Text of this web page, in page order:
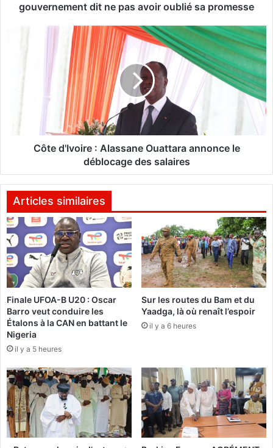
e
e
s
s
e
:
L
e
g
o
u
v
r
n
e
m
e
n
gouvernement dit ne pas avoir oublié sa promesse
e
:
l
a
s
s
a
n
e
O
u
a
t
t
r
a
a
n
n
Côte d'Ivoire : Alassane Ouattara annonce le
déblocage des salaires
Articles similaires
Finale UFOA-B U20 : Oscar
Barro veut conduire les
Étalons à la CAN en battant le
Nigeria
il y a 5 heures
Sur les routes du Bam et du
Yaadga, là où renaît l’espoir
il y a 6 heures